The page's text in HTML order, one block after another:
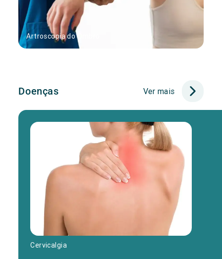
Artroscopia do Ombro
Doenças Ver mais
Cervicalgia